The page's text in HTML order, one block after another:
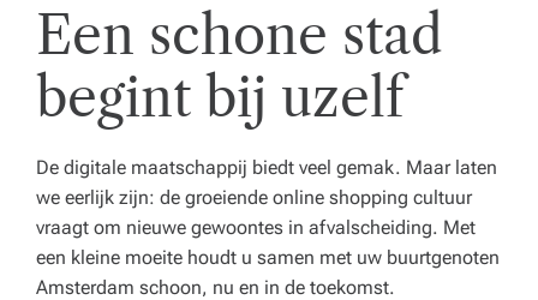
Een schone stad
begint bij uzelf
De digitale maatschappij biedt veel gemak. Maar laten
we eerlijk zijn: de groeiende online shopping cultuur
vraagt om nieuwe gewoontes in afvalscheiding. Met
een kleine moeite houdt u samen met uw buurtgenoten
Amsterdam schoon, nu en in de toekomst.